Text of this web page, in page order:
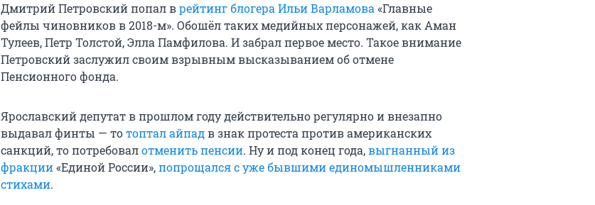
Дмитрий Петровский попал врейтинг блогера Ильи Варламова «Главные
фейлы чиновников в 2018-м». Обошёл таких медийных персонажей, как Аман
Тулеев, Петр Толстой, Элла Памфилова. И забрал первое место. Такое внимание
Петровский заслужил своим взрывным высказыванием об отмене
Пенсионного фонда.
Ярославский депутат в прошлом году действительно регулярно и внезапно
выдавал финты — тотоптал айпадв знак протеста против американских
санкций, то потребовалотменить пенсии. Ну и под конец года,выгнанный из
фракции«Единой России»,попрощался с уже бывшими единомышленниками
стихами.